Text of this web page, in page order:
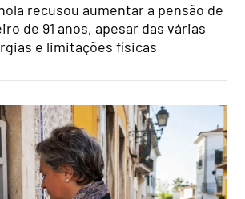
recusou aumentar a pensão de
de 91 anos, apesar das várias
e limitações físicas